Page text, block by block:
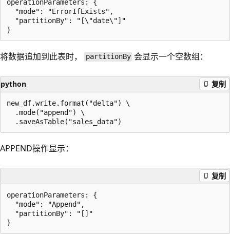
operationParameters: {
  "mode": "ErrorIfExists",
  "partitionBy": "[\"date\"]"
将数据追加到此表时， partitionBy 会显示一个空数组：
python 复制
new_df.write.format("delta") \
  .mode("append") \
APPEND操作显示：
复制
operationParameters: {
  "mode": "Append",
  "partitionBy": "[]"